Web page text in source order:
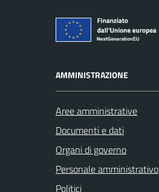
AMMINISTRAZIONE
Aree amministrative
Documenti e dati
Organi di governo
Personale amministrativo
Politici